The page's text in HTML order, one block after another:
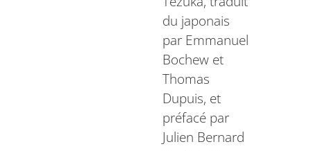
du japonais
par Emmanuel
Bochew et
Thomas
Dupuis, et
préfacé par
Julien Bernard